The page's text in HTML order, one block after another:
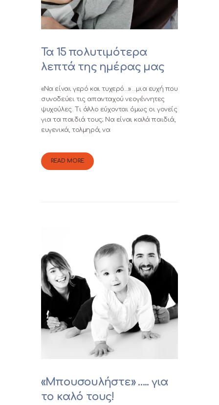
Τα 15 πολυτιμότερα
λεπτά της ημέρας μας
«Να είναι γερό και τυχερό…» …μια ευχή που
συνοδεύει τις απανταχού νεογέννητες
ψυχούλες. Τι άλλο εύχονται όμως οι γονείς
για τα παιδιά τους; Να είναι καλά παιδιά,
ευγενικά, τολμηρά, να
READ MORE
«Μπουσουλήστε» ….. για
το καλό τους!